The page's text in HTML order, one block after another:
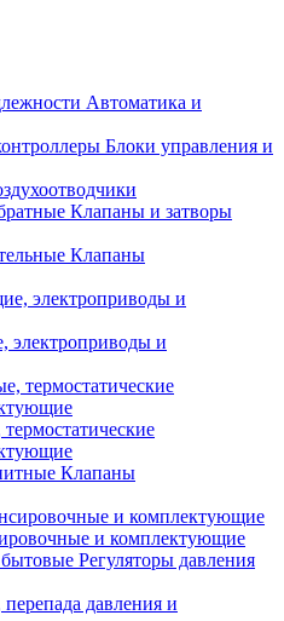
Автоматика и
Блоки управления и
Клапаны и затворы
Клапаны
электроприводы и
Клапаны
и комплектующие
Регуляторы давления